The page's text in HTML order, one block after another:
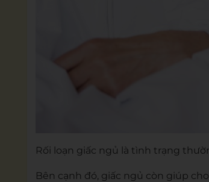
Rối loạn giấc ngủ là tình trạng
Bên cạnh đó, giấc ngủ còn giúp